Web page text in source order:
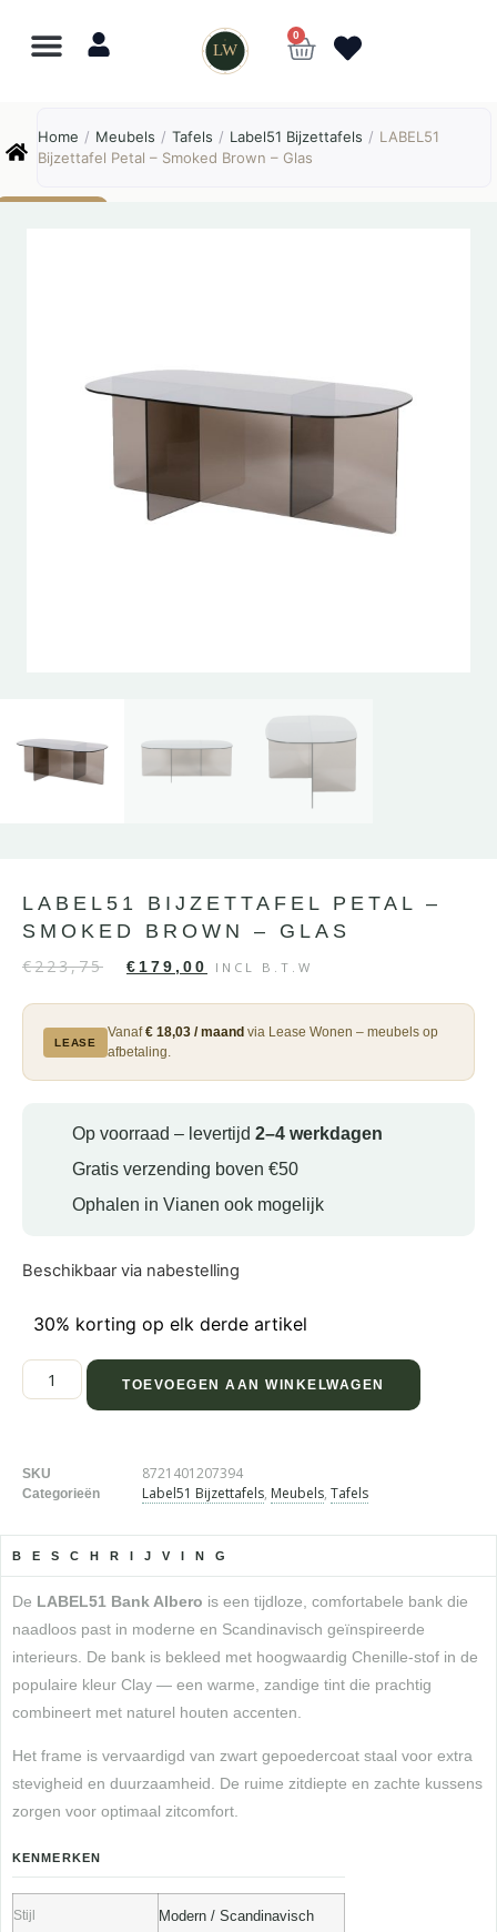
LW
0
Home / Meubels / Tafels / Label51 Bijzettafels / LABEL51
Bijzettafel Petal – Smoked Brown – Glas
LABEL51 BIJZETTAFEL PETAL –
SMOKED BROWN – GLAS
€223,75 € 179,00 INCL B.T.W
LEASE
Vanaf€ 18,03 / maand via Lease Wonen – meubels op
afbetaling.
Op voorraad – levertijd 2–4 werkdagen
Gratis verzending boven €50
Ophalen in Vianen ook mogelijk
Beschikbaar via nabestelling
30% korting op elk derde artikel
TOEVOEGEN AAN WINKELWAGEN
SKU 8721401207394
Categorieën Label51 Bijzettafels, Meubels, Tafels
BESCHRIJVING
De LABEL51 Bank Albero is een tijdloze, comfortabele bank die
naadloos past in moderne en Scandinavisch geïnspireerde
interieurs. De bank is bekleed met hoogwaardig Chenille-stof in de
populaire kleur Clay — een warme, zandige tint die prachtig
combineert met naturel houten accenten.
Het frame is vervaardigd van zwart gepoedercoat staal voor extra
stevigheid en duurzaamheid. De ruime zitdiepte en zachte kussens
zorgen voor optimaal zitcomfort.
KENMERKEN
Stijl Modern / Scandinavisch
Online
⎯ ✕